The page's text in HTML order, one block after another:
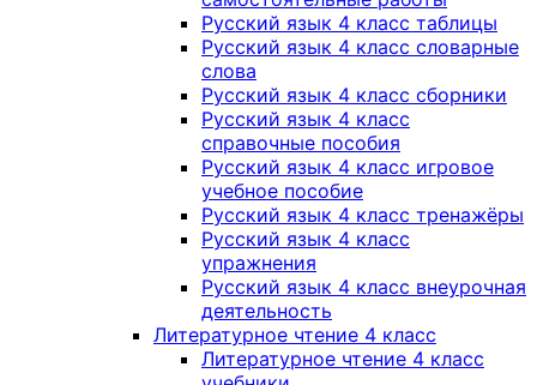
Русский язык 4 класс таблицы
Русский язык 4 класс словарные
слова
Русский язык 4 класс сборники
Русский язык 4 класс
справочные пособия
Русский язык 4 класс игровое
учебное пособие
Русский язык 4 класс тренажёры
Русский язык 4 класс
упражнения
Русский язык 4 класс внеурочная
деятельность
Литературное чтение 4 класс
Литературное чтение 4 класс